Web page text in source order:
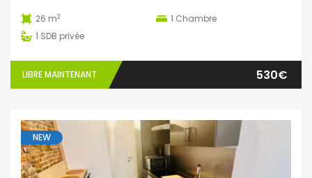
26 m2 1 Chambre
1 SDB privée
LIBRE MAINTENANT 530€
NEW